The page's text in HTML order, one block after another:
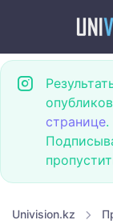
странице.
Univision.kz